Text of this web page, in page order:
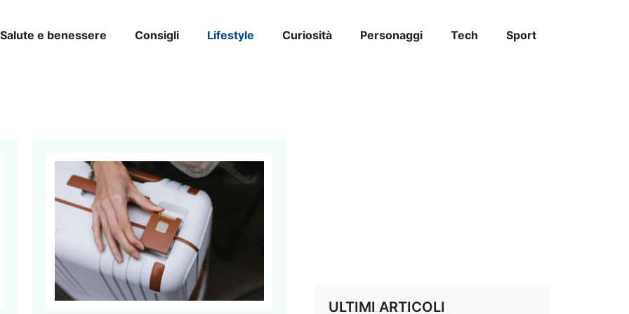
Salute e benessere Consigli Lifestyle Curiosità Personaggi Tech Sport
ULTIMI ARTICOLI